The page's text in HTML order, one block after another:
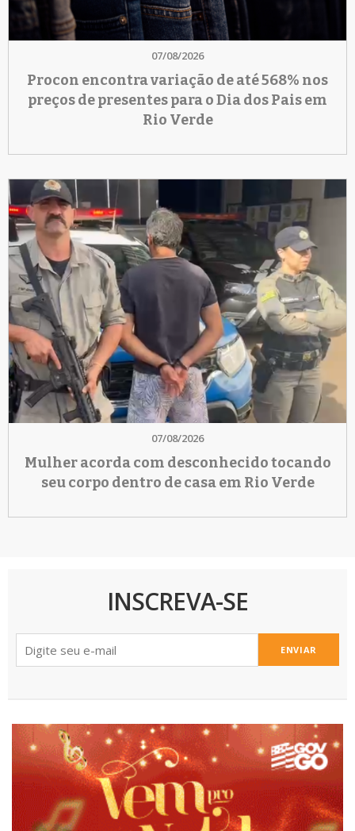
07/08/2026
Procon encontra variação de até 568% nos
preços de presentes para o Dia dos Pais em
Rio Verde
07/08/2026
Mulher acorda com desconhecido tocando
seu corpo dentro de casa em Rio Verde
INSCREVA-SE
ENVIAR